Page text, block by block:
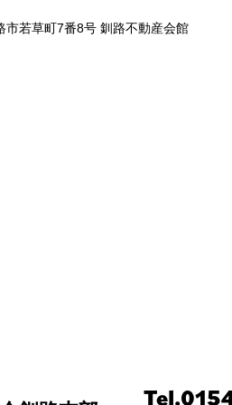
市若草町7番8号 釧路不動産会館